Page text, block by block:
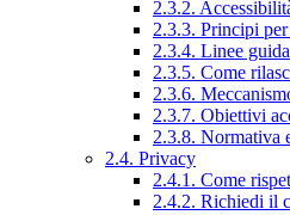
2.3.2.
2.3.3. Principi per
2.3.4. Linee
2.3.5. Come
2.3.6.
2.3.7. Obiettivi
2.3.8. Normativa
2.4. Privacy
2.4.1. Come
2.4.2. Richiedi il